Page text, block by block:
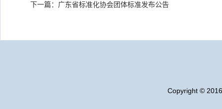
下一篇：广东省标准化协会团体标准发布公告
Copyright ©